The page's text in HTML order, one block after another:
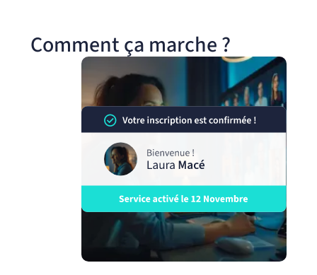
Comment ça marche ?